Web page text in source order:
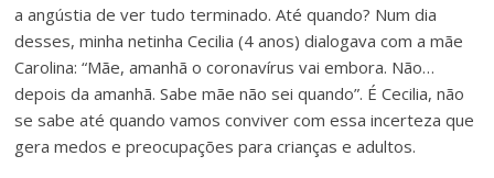
a angústia de ver tudo terminado. Até quando? Num dia
desses, minha netinha Cecilia (4 anos) dialogava com a mãe
Carolina: “Mãe, amanhã o coronavírus vai embora. Não…
depois da amanhã. Sabe mãe não sei quando”. É Cecilia, não
se sabe até quando vamos conviver com essa incerteza que
gera medos e preocupações para crianças e adultos.